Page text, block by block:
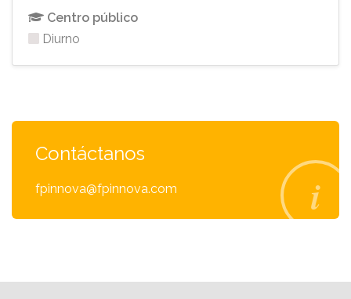
Centro público
Diurno
Contáctanos
fpinnova@fpinnova.com